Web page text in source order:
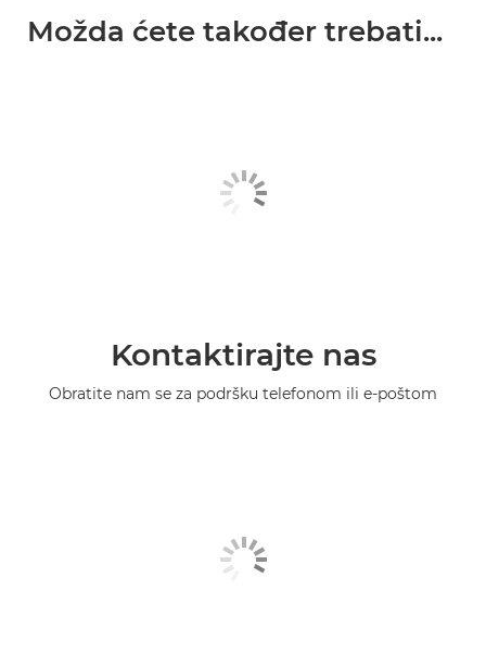
Možda ćete također trebati...
Kontaktirajte nas
Obratite nam se za podršku telefonom ili e-poštom